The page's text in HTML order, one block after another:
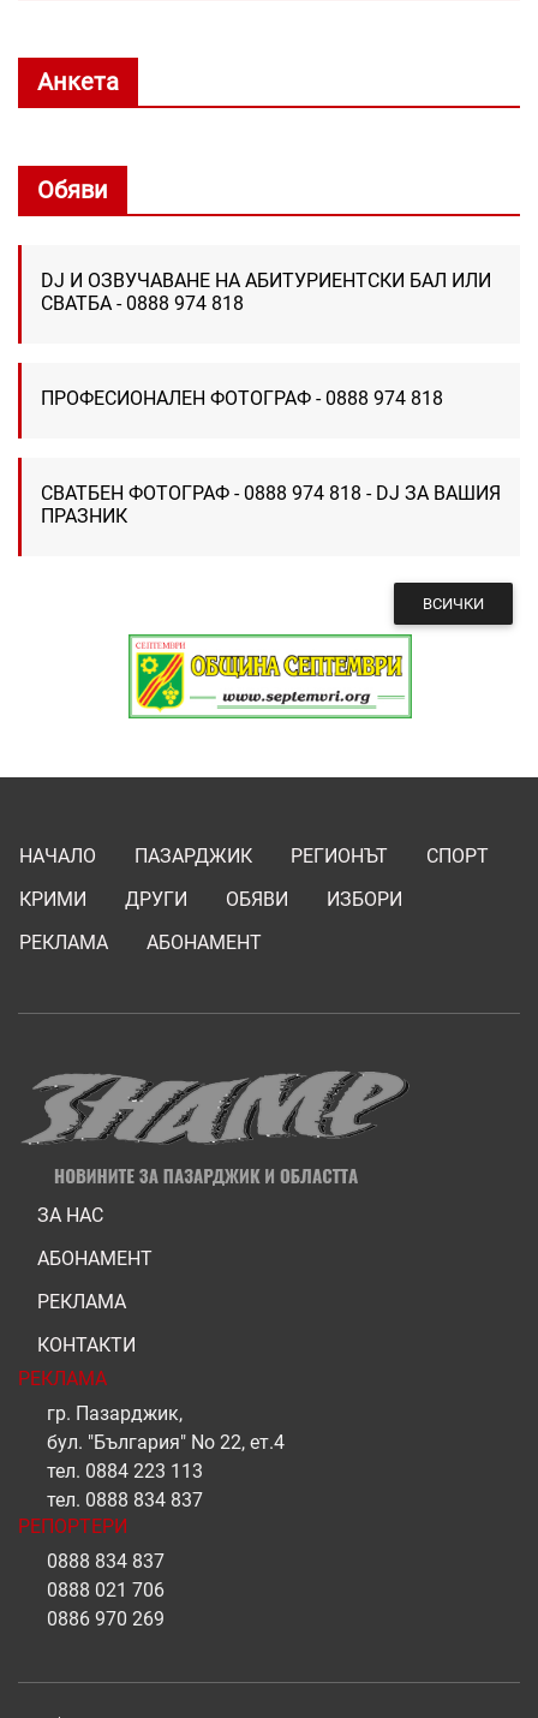
Анкета
Обяви
DJ И ОЗВУЧАВАНЕ НА АБИТУРИЕНТСКИ БАЛ ИЛИ
СВАТБА - 0888 974 818
ПРОФЕСИОНАЛЕН ФОТОГРАФ - 0888 974 818
СВАТБЕН ФОТОГРАФ - 0888 974 818 - DJ ЗА ВАШИЯ
ПРАЗНИК
ВСИЧКИ
НАЧАЛО ПАЗАРДЖИК РЕГИОНЪТ
СПОРТ
КРИМИ
ДРУГИ ОБЯВИ
ИЗБОРИ
РЕКЛАМА
АБОНАМЕНТ
ЗА НАС
АБОНАМЕНТ
РЕКЛАМА
КОНТАКТИ
РЕКЛАМА
гр. Пазарджик,
бул. "България" No 22, ет.4
тел. 0884 223 113
тел. 0888 834 837
РЕПОРТЕРИ
0888 834 837
0888 021 706
0886 970 269